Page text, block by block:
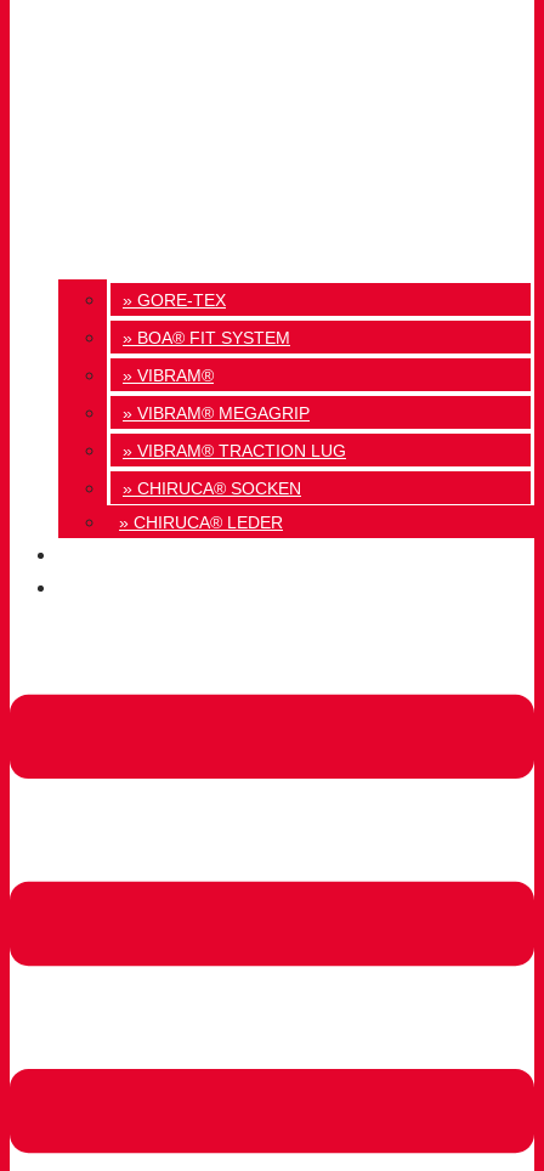
» GORE-TEX
» BOA® FIT SYSTEM
» VIBRAM®
» VIBRAM® MEGAGRIP
» VIBRAM® TRACTION LUG
» CHIRUCA® SOCKEN
» CHIRUCA® LEDER